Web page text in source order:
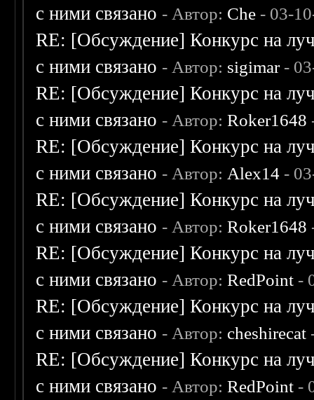
с ними связано - Автор: Che - 03-
RE: [Обсуждение] Конкурс на
с ними связано - Автор: sigimar-
RE: [Обсуждение] Конкурс на
с ними связано - Автор:Roker1648
RE: [Обсуждение] Конкурс на
с ними связано - Автор: Alex14 -
RE: [Обсуждение] Конкурс на
с ними связано - Автор:Roker1648
RE: [Обсуждение] Конкурс на
с ними связано - Автор:RedPoint -
RE: [Обсуждение] Конкурс на
с ними связано - Автор: cheshirecat
RE: [Обсуждение] Конкурс на
с ними связано - Автор:RedPoint -